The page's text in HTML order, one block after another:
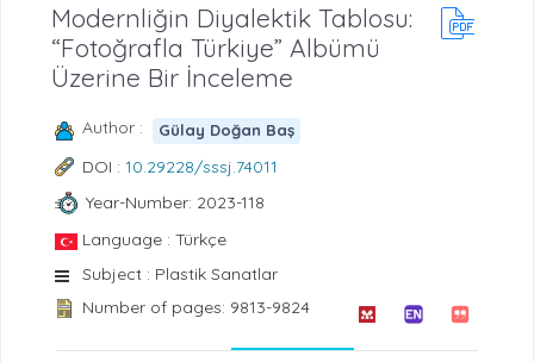
Modernliğin Diyalektik Tablosu:
“Fotoğrafla Türkiye” Albümü
Üzerine Bir İnceleme
Author : Gülay Doğan Baş
DOI : 10.29228/sssj.74011
Year-Number: 2023-118
Language : Türkçe
Subject : Plastik Sanatlar
Number of pages: 9813-9824